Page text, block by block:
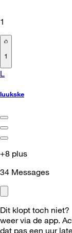
1
1
L
luukske
+8 plus
34 Messages
Dit klopt toch
weer via de app.
dat pas een uur